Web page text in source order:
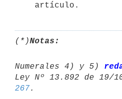
    artículo.
(*)Notas:
Numerales 4) y 5)
267